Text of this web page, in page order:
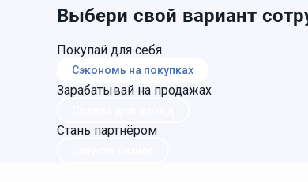
Выбери свой вариант
Покупай для себя
Сэкономь на покупках
Зарабатывай на продажах
Стань партнёром